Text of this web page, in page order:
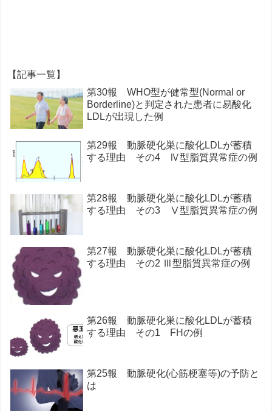
【記事一覧】
第30報 WHO型が健常型(Normal or
Borderline)と判定された患者に易酸化
LDLが出現した例
第29報 動脈硬化巣に酸化LDLが蓄積
する理由 その4 Ⅳ型脂質異常症の例
第28報 動脈硬化巣に酸化LDLが蓄積
する理由 その3 Ⅴ型脂質異常症の例
第27報 動脈硬化巣に酸化LDLが蓄積
する理由 その2 Ⅲ型脂質異常症の例
第26報 動脈硬化巣に酸化LDLが蓄積
する理由 その1 FHの例
第25報 動脈硬化(心筋梗塞等)の予防と
は